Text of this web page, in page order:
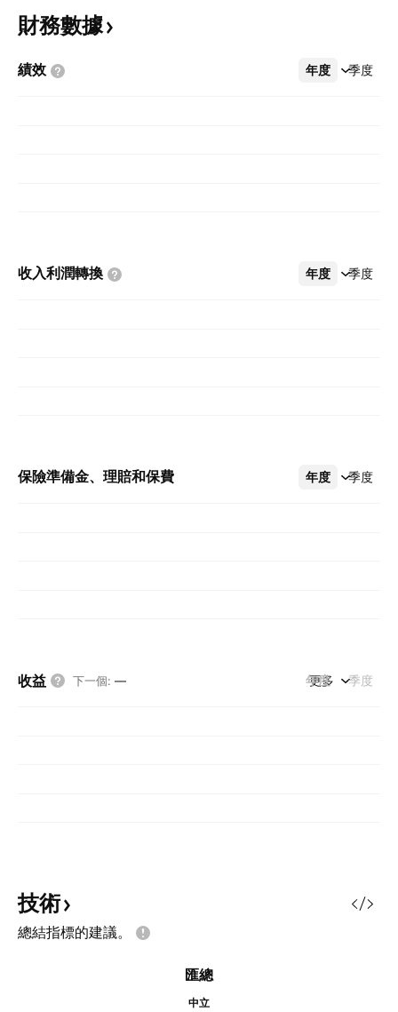
財務數據
績效 年度 季度
更多
收入利潤轉換 年度 季度
更多
保險準備金、理賠和保費 年度 季度
更多
收益 下一個: — 年度 季度
更多
技術
總結指標的建議。
匯總
中立